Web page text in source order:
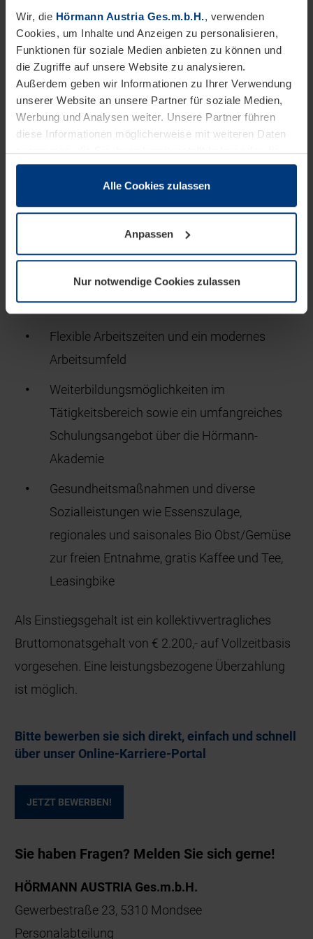
Wir, die Hörmann Austria Ges.m.b.H., verwenden
Cookies, um Inhalte und Anzeigen zu personalisieren,
Funktionen für soziale Medien anbieten zu können und
die Zugriffe auf unsere Website zu analysieren.
Außerdem geben wir Informationen zu Ihrer Verwendung
unserer Website an unsere Partner für soziale Medien,
Werbung und Analysen weiter. Unsere Partner führen
diese Informationen möglicherweise mit weiteren Daten
zusammen, die Sie ihnen bereitgestellt haben oder die
sie im Rahmen Ihrer Nutzung der Dienste gesammelt
wenn diese für den Betrieb dieser Seite unbedingt
notwendig sind. Für alle anderen Cookie-Typen benötigen
wir Ihre Erlaubnis. Ihre Einwilligung können Sie jederzeit
Datenschutzerklärungunserer Website ändern oder
widerrufen.
Alle Cookies zulassen
Anpassen
Nur notwendige Cookies zulassen
Innovation voranbringen - Ihr
Aufgabengebiet:
Kundenempfang
Schulungsorganisation
Telefonvermittlung
Postversand und Prospektverwaltung
Als Familienunternehmen denken wir
Einen sicheren Arbeitsplatz und ein gutes
Arbeitsklima in einem namhaften und
international tätigen Familienunternehmen
Flexible Arbeitszeiten und ein modernes
Arbeitsumfeld
Weiterbildungsmöglichkeiten im
Tätigkeitsbereich sowie ein umfangreiches
Schulungsangebot über die Hörmann-
Akademie
Gesundheitsmaßnahmen und diverse
Sozialleistungen wie Essenszulage,
regionales und saisonales Bio Obst/Gemüse
zur freien Entnahme, gratis Kaffee und Tee,
Leasingbike
Als Einstiegsgehalt ist ein kollektivvertragliches
Bruttomonatsgehalt von € 2.200,- auf Vollzeitbasis
vorgesehen. Eine leistungsbezogene Überzahlung
ist möglich.
Bitte bewerben sie sich direkt, einfach und schnell
über unser Online-Karriere-Portal
JETZT BEWERBEN!
Sie haben Fragen? Melden Sie sich gerne!
HÖRMANN AUSTRIA Ges.m.b.H.
Gewerbestraße 23, 5310 Mondsee
Personalabteilung